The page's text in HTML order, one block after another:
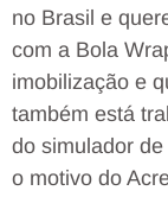
no Brasil e
com a Bola
imobilização e
também está
do simulador
o motivo do